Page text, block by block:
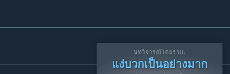
บทวิจารณ์โดยรวม:
แง่บวกเป็นอย่างมาก